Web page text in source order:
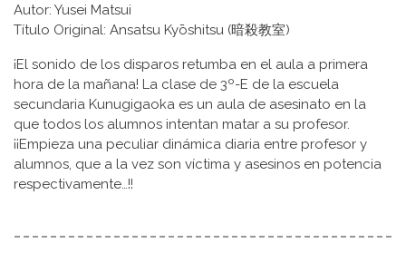
Autor: Yusei Matsui
Título Original: Ansatsu Kyōshitsu (暗殺教室)
¡El sonido de los disparos retumba en el aula a primera
hora de la mañana! La clase de 3º-E de la escuela
secundaria Kunugigaoka es un aula de asesinato en la
que todos los alumnos intentan matar a su profesor.
¡¡Empieza una peculiar dinámica diaria entre profesor y
alumnos, que a la vez son víctima y asesinos en potencia
respectivamente…!!